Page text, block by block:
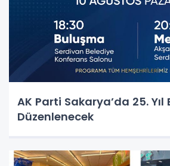
AK Parti Sakarya’da 25. Yıl
Düzenlenecek